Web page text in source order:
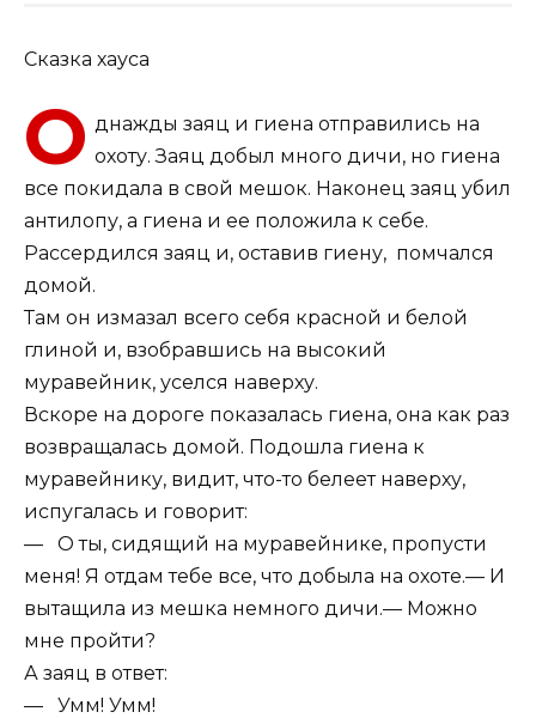
Сказка хауса
О днажды заяц и гиена отправились на
охоту. Заяц добыл много дичи, но гиена
все покидала в свой мешок. Наконец заяц убил
антилопу, а гиена и ее положила к себе.
Рассердился заяц и, оставив гиену, помчался
домой.
Там он измазал всего себя красной и белой
глиной и, взобравшись на высокий
муравейник, уселся наверху.
Вскоре на дороге показалась гиена, она как раз
возвращалась домой. Подошла гиена к
муравейнику, видит, что-то белеет наверху,
испугалась и говорит:
— О ты, сидящий на муравейнике, пропусти
меня! Я отдам тебе все, что добыла на охоте.— И
вытащила из мешка немного дичи.— Можно
мне пройти?
А заяц в ответ:
— Умм! Умм!